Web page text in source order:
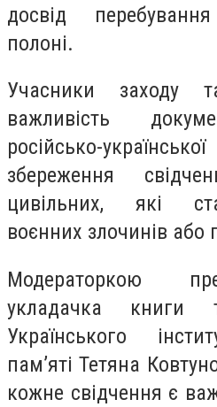
досвід
полоні.
Учасники заходу
важливість
російсько-
збереження
цивільних, які
воєнних злочинів
Модераторкою
укладачка книги
Українського
пам’яті Тетяна
кожне свідчення є